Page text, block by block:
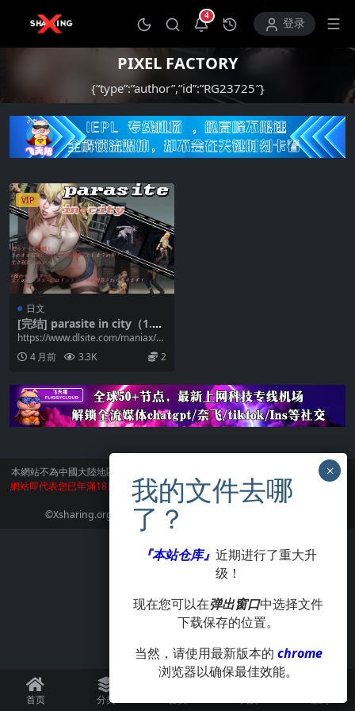
4
打开通知中心登录
PIXEL FACTORY
{“type”:”author”,”id”:”RG23725″}
VIP
日文
[完结] parasite in city（1.0
3）
https://www.dlsite.com/maniax/w
ork/=/pro...
4 月前 3.3K 2
本網站不為中國大陸地區的用戶提供服務。
訪問本網站請遵守當地法律。訪問本
網站即代表您已年滿18周歲。本站所有作品版權歸著作人所有，僅供學習交流使
用，請在24小時内刪除。
©Xsharing.org CopyRight 1999-2024 . All Rights Reserved.
首页 分类
『本站仓库』 近期进行了重大升
级！
现在您可以在弹出窗口中选择文件
下载保存的位置。
当然，请使用最新版本的 chrome
浏览器以确保最佳效能。